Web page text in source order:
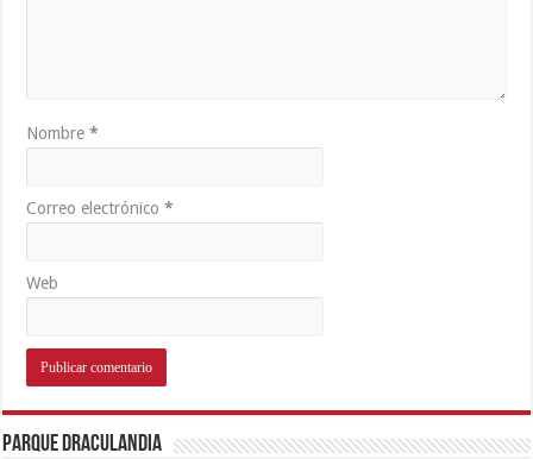
Nombre*
Correo electrónico*
Web
Parque Draculandia